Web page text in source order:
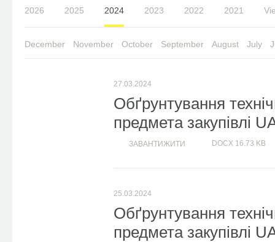
2026 2025 2024 2023 2022 2021
December November October September August July
27.03.2024
Обґрунтування
предмета закупівлі
ЗАВАНТИЖИТИ DOCX 16.73 KB
25.03.2024
Обґрунтування
предмета закупівлі